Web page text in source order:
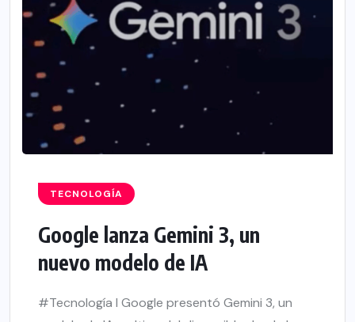
TECNOLOGÍA
Google lanza Gemini 3, un
nuevo modelo de IA
#Tecnología l Google presentó Gemini 3, un